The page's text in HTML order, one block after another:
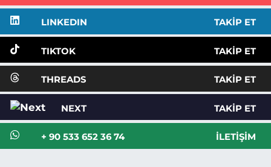
LINKEDIN TAKIP ET
TIKTOK TAKIP ET
THREADS TAKIP ET
NEXT TAKIP ET
+ 90 533 652 36 74 İLETIŞIM